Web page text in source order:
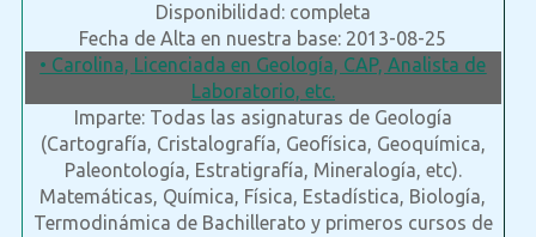
Disponibilidad: completa
Fecha de Alta en nuestra base: 2013-08-25
• Carolina, Licenciada en Geología, CAP, Analista de
Laboratorio, etc.
Imparte: Todas las asignaturas de Geología
(Cartografía, Cristalografía, Geofísica, Geoquímica,
Paleontología, Estratigrafía, Mineralogía, etc).
Matemáticas, Química, Física, Estadística, Biología,
Termodinámica de Bachillerato y primeros cursos de